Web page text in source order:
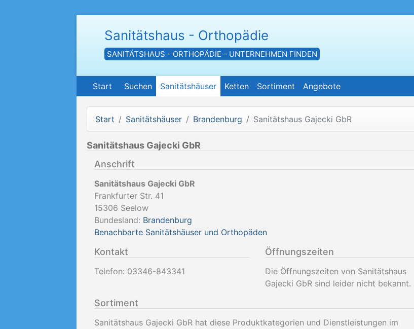
Sanitätshaus - Orthopädie
SANITÄTSHAUS - ORTHOPÄDIE - UNTERNEHMEN FINDEN
Start Suchen Sanitätshäuser Ketten Sortiment Angebote
Start Sanitätshäuser Brandenburg Sanitätshaus Gajecki GbR
Sanitätshaus Gajecki GbR
Anschrift
Sanitätshaus Gajecki GbR
Frankfurter Str. 41
15306 Seelow
Bundesland: Brandenburg
Benachbarte Sanitätshäuser und Orthopäden
Kontakt
Telefon: 03346-843341
Öffnungszeiten
Die Öffnungszeiten von Sanitätshaus
Gajecki GbR sind leider nicht bekannt.
Sortiment
Sanitätshaus Gajecki GbR hat diese Produktkategorien und Dienstleistungen im